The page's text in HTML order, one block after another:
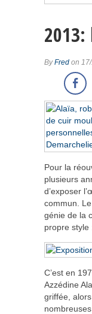
2013:
ByFred on
Pour la
plusieurs
d’exposer
commun.
génie de la
propre style
C’est en
Azzédine
griffée,